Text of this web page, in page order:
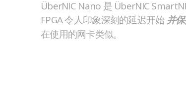
ÜberNIC Nano 是 ÜberNIC
FPGA 令人印象深刻的延迟开始 并
在使用的网卡类似。